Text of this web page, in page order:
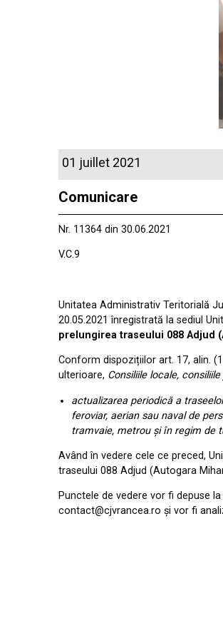
01 juillet 2021
Comunicare
Nr. 11364 din 30.06.2021
V.C.9
Unitatea Administrativ Teritorială
20.05.2021 înregistrată la sediul
prelungirea traseului 088 Adjud
Conform dispozițiilor art. 17, alin.
ulterioare, Consiliile locale,
actualizarea periodică a
feroviar, aerian sau naval de
tramvaie, metrou și în regim de
Având în vedere cele ce preced,
traseului 088 Adjud (Autogara
Punctele de vedere vor fi depuse
contact@cjvrancea.ro și vor fi